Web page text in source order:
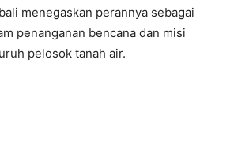
menegaskan perannya sebagai
penanganan bencana dan misi
pelosok tanah air.